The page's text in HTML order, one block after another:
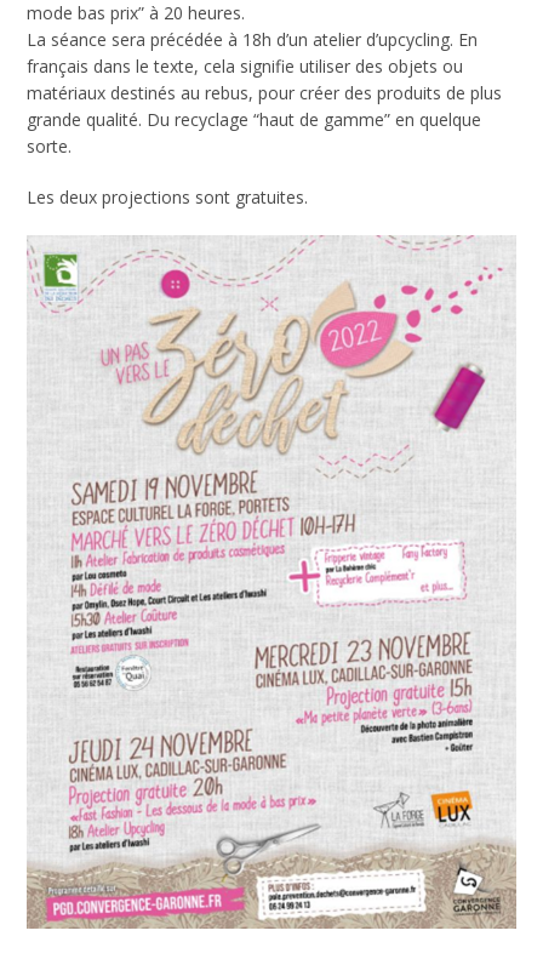
mode bas prix” à 20 heures.
La séance sera précédée à 18h d’un atelier d’upcycling. En
français dans le texte, cela signifie utiliser des objets ou
matériaux destinés au rebus, pour créer des produits de plus
grande qualité. Du recyclage “haut de gamme” en quelque
sorte.
Les deux projections sont gratuites.